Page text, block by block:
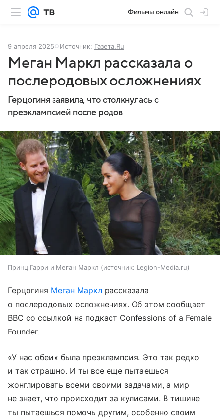
Фильмы онлайн
9 апреля 2025 Источник: Газета.Ru
Меган Маркл рассказала о
послеродовых осложнениях
Герцогиня заявила, что столкнулась с
преэклампсией после родов
Принц Гарри и Меган Маркл источник: Legion-Media.ru
Герцогиня Меган Маркл рассказала
о послеродовых осложнениях. Об этом сообщает
BBC со ссылкой на подкаст Confessions of a Female
Founder.
«У нас обеих была преэклампсия. Это так редко
и так страшно. И ты все еще пытаешься
жонглировать всеми своими задачами, а мир
не знает, что происходит за кулисами. В тишине
ты пытаешься помочь другим, особенно своим